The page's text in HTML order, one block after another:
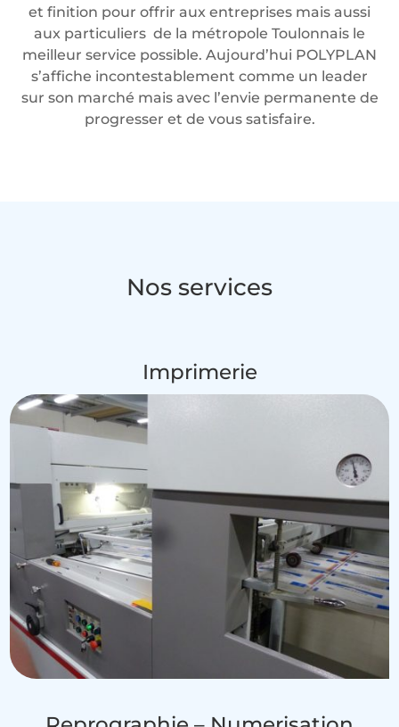
et finition pour offrir aux entreprises mais aussi
aux particuliers de la métropole Toulonnais le
meilleur service possible. Aujourd’hui POLYPLAN
s’affiche incontestablement comme un leader
sur son marché mais avec l’envie permanente de
progresser et de vous satisfaire.
Nos services
Imprimerie